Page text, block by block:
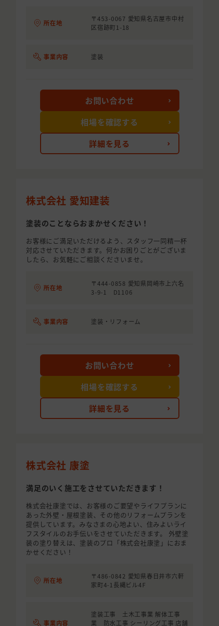
所在地
〒453-0067 愛知県名古屋市中村
区宿跡町1-18
事業内容 塗装
詳細を見る
お問い合わせ
相場を確認する
株式会社 愛知建装
塗装のことならおまかせください！
お客様にご満足いただけるよう、スタッフ一同精一杯
対応させていただきます。何かお困りごとがございま
したら、お気軽にご相談くださいませ。
所在地
〒444-0858 愛知県岡崎市上六名
3-9-1 D1106
事業内容 塗装・リフォーム
詳細を見る
お問い合わせ
相場を確認する
株式会社 康塗
満足のいく施工をさせていただきます！
株式会社康塗では、お客様のご要望やライフプランに
あった外壁・屋根塗装、その他のリフォームプランを
提供しています。みなさまの心地よい、住みよいライ
フスタイルのお手伝いをさせていただきます。 外壁塗
装の塗り替えは、塗装のプロ「株式会社康塗」におま
かせください！
所在地
〒486-0842 愛知県春日井市六軒
家町4-1長縄ビル4F
事業内容
塗装工事 土木工事業 解体工事
業 防水工事 シーリング工事 店舗